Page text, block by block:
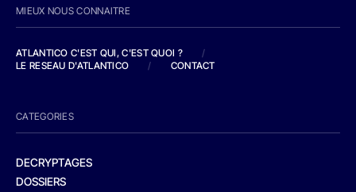
MIEUX NOUS CONNAITRE
ATLANTICO C'EST QUI, C'EST QUOI ?
/
LE RESEAU D'ATLANTICO
/ CONTACT
CATEGORIES
DECRYPTAGES
DOSSIERS